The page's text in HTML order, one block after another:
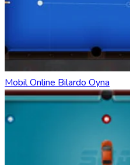
Mobil Online Bilardo Oyna